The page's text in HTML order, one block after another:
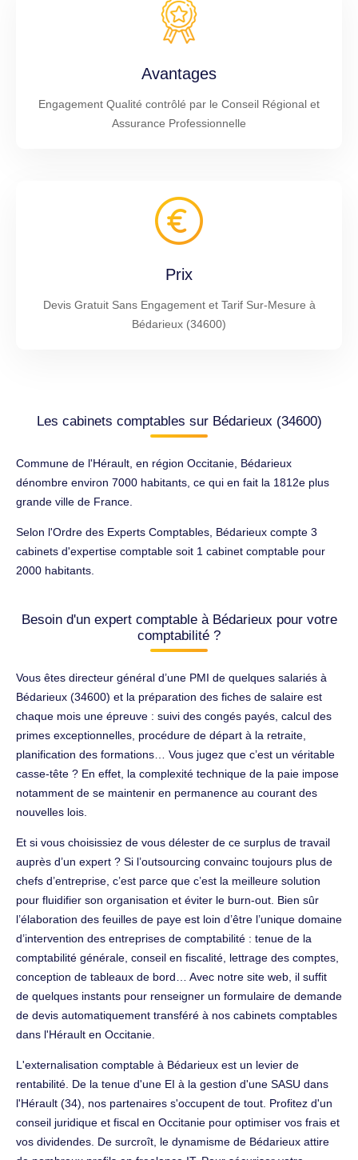
Avantages
Engagement Qualité contrôlé par le Conseil Régional et
Assurance Professionnelle
Prix
Devis Gratuit Sans Engagement et Tarif Sur-Mesure à
Bédarieux (34600)
Les cabinets comptables sur Bédarieux (34600)
Commune de l'Hérault, en région Occitanie, Bédarieux
dénombre environ 7000 habitants, ce qui en fait la 1812e plus
grande ville de France.
Selon l'Ordre des Experts Comptables, Bédarieux compte 3
cabinets d'expertise comptable soit 1 cabinet comptable pour
2000 habitants.
Besoin d'un expert comptable à Bédarieux pour votre
comptabilité ?
Vous êtes directeur général d’une PMI de quelques salariés à
Bédarieux (34600) et la préparation des fiches de salaire est
chaque mois une épreuve : suivi des congés payés, calcul des
primes exceptionnelles, procédure de départ à la retraite,
planification des formations… Vous jugez que c’est un véritable
casse-tête ? En effet, la complexité technique de la paie impose
notamment de se maintenir en permanence au courant des
nouvelles lois.
Et si vous choisissiez de vous délester de ce surplus de travail
auprès d’un expert ? Si l’outsourcing convainc toujours plus de
chefs d’entreprise, c’est parce que c’est la meilleure solution
pour fluidifier son organisation et éviter le burn-out. Bien sûr
l’élaboration des feuilles de paye est loin d’être l’unique domaine
d’intervention des entreprises de comptabilité : tenue de la
comptabilité générale, conseil en fiscalité, lettrage des comptes,
conception de tableaux de bord… Avec notre site web, il suffit
de quelques instants pour renseigner un formulaire de demande
de devis automatiquement transféré à nos cabinets comptables
dans l'Hérault en Occitanie.
L'externalisation comptable à Bédarieux est un levier de
rentabilité. De la tenue d'une EI à la gestion d'une SASU dans
l'Hérault (34), nos partenaires s'occupent de tout. Profitez d'un
conseil juridique et fiscal en Occitanie pour optimiser vos frais et
vos dividendes. De surcroît, le dynamisme de Bédarieux attire